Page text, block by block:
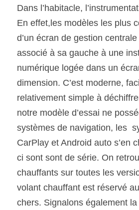
Dans l’habitacle,
En effet,les modèles les plus
d’un écran de gestion
associé à sa gauche à une
numérique logée dans un
dimension. C’est moderne,
relativement simple à
notre modèle d’essai ne
systèmes de navigation, les
CarPlay et Android auto s’en
ci sont sont de série. On
chauffants sur toutes les
volant chauffant est réservé
chers. Signalons également